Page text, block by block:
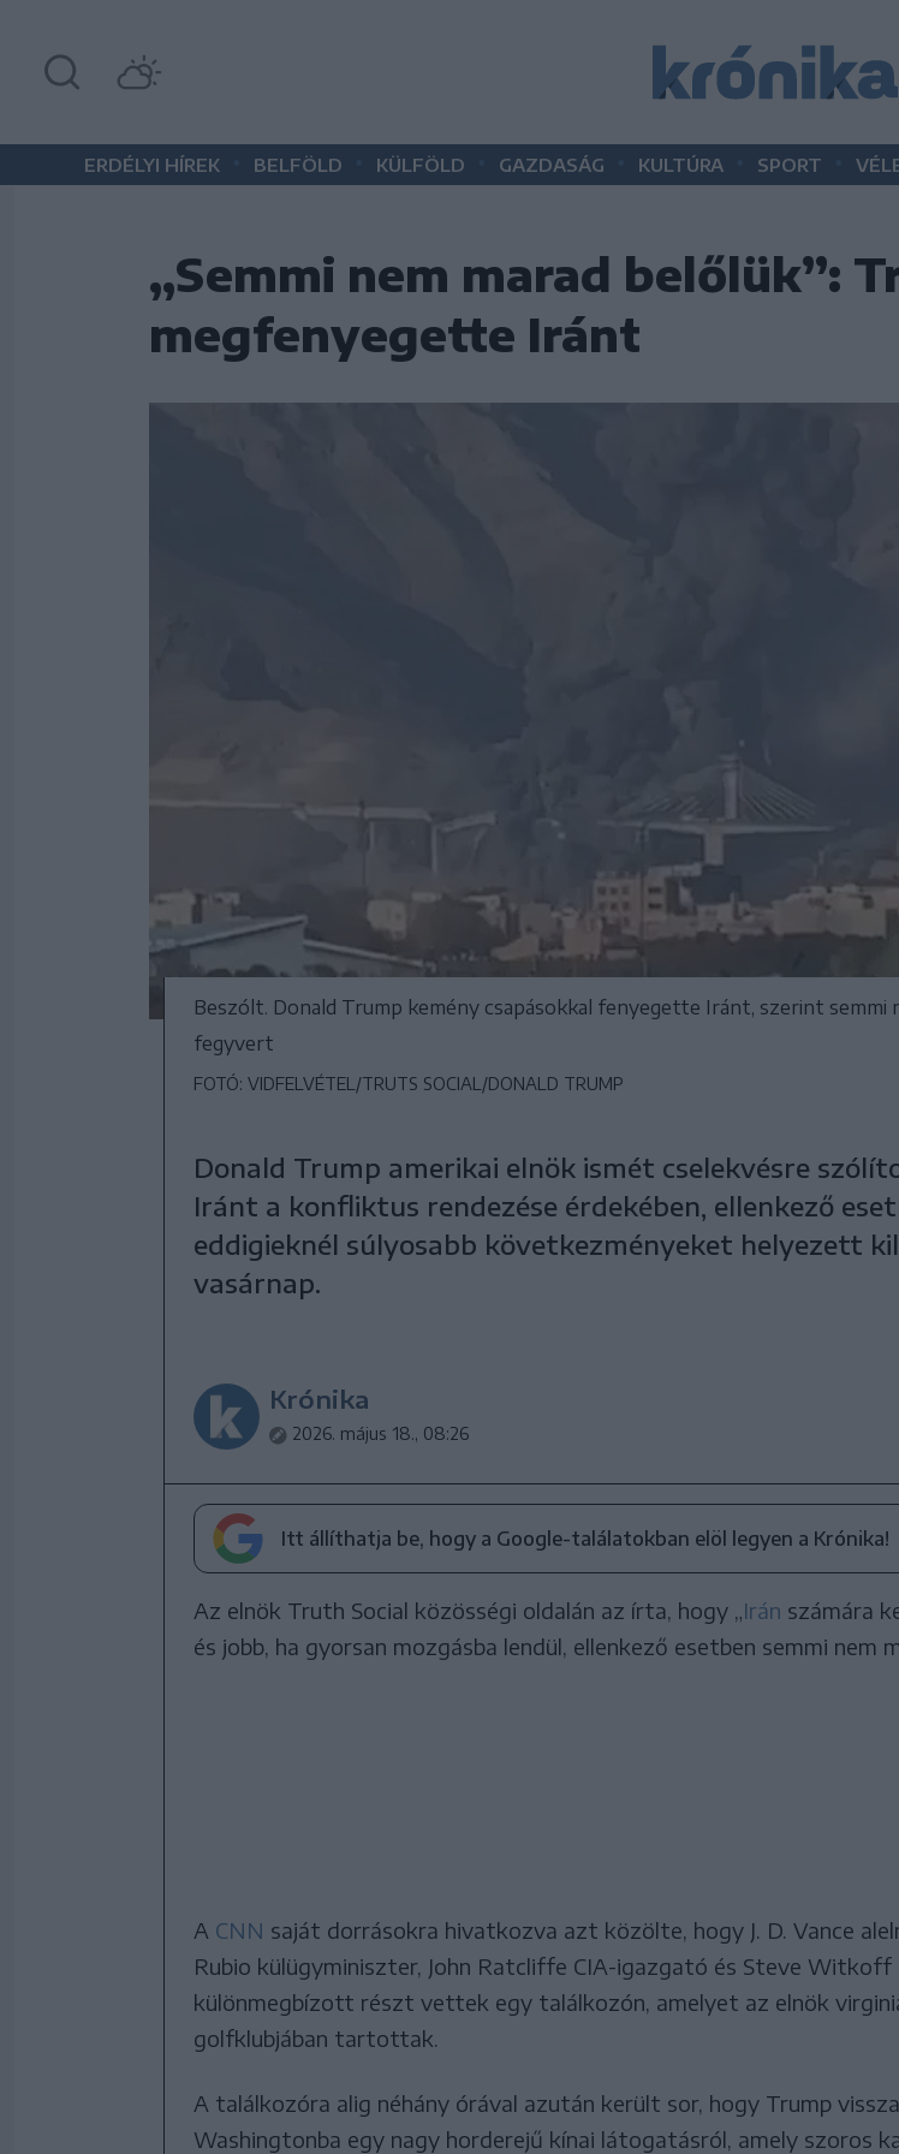
ERDÉLYI HÍREK BELFÖLD KÜLFÖLD GAZDASÁG KULTÚRA SPORT
„Semmi nem marad belőlük”:
megfenyegette Iránt
Beszólt. Donald Trump kemény csapásokkal fenyegette Iránt, szerint semmi
fegyvert
FOTÓ: VIDFELVÉTEL/TRUTS SOCIAL/DONALD TRUMP
Donald Trump amerikai elnök ismét cselekvésre
Iránt a konfliktus rendezése érdekében, ellenkező
eddigieknél súlyosabb következményeket helyezett
vasárnap.
Krónika
2026. május 18., 08:26
Itt állíthatja be, hogy a Google-találatokban elöl legyen a Krónika!
Az elnök Truth Social közösségi oldalán az írta, hogy „Irán számára
és jobb, ha gyorsan mozgásba lendül, ellenkező esetben semmi nem
A CNN saját dorrásokra hivatkozva azt közölte, hogy J. D. Vance
Rubio külügyminiszter, John Ratcliffe CIA-igazgató és Steve Witkoff
különmegbízott részt vettek egy találkozón, amelyet az elnök
golfklubjában tartottak.
A találkozóra alig néhány órával azután került sor, hogy Trump
Washingtonba egy nagy horderejű kínai látogatásról, amely szoros